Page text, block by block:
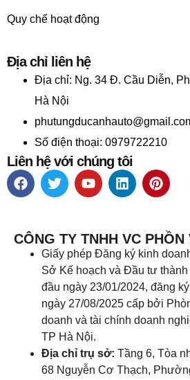
Quy chế hoạt động
Địa chỉ liên hệ
Địa chỉ: Ng. 34 Đ. Cầu Diễn,
Hà Nội
Số điện thoại: 0979722210
Liên hệ với chúng tôi
CÔNG TY TNHH VC PHỒN
Giấy phép Đăng ký kinh
Sở Kế hoạch và Đầu tư
đầu ngày 23/01/2024, đăng
ngày 27/08/2025 cấp bởi
doanh và tài chính doanh
TP Hà Nội.
Địa chỉ trụ sở: Tầng 6, Tòa
68 Nguyễn Cơ Thạch,